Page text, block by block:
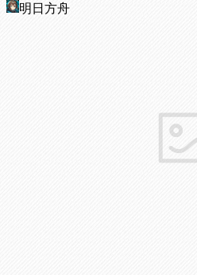
明日方舟